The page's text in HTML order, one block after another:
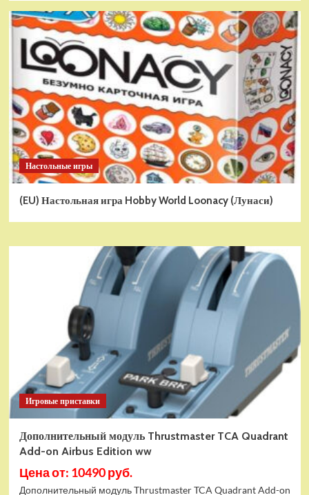
Настольные игры
(EU) Настольная игра Hobby World Loonacy (Лунаси)
Игровые приставки
Дополнительный модуль Thrustmaster TCA Quadrant
Add-on Airbus Edition ww
Цена от: 10490 руб.
Дополнительный модуль Thrustmaster TCA Quadrant Add-on